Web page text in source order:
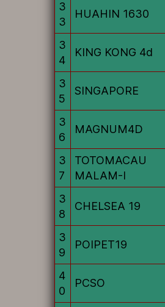
3
3
HUAHIN 1630
3
4
KING KONG 4d
3
5
SINGAPORE
3
6
MAGNUM4D
3
7
TOTOMACAU
MALAM-I
3
8
CHELSEA 19
3
9
POIPET19
4
0
PCSO